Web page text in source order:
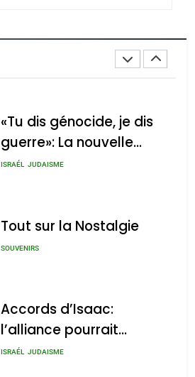
«Tu dis génocide, je dis
guerre»: La nouvelle
chanson de Boy George
ISRAÉL JUDAISME
Tout sur la Nostalgie
SOUVENIRS
Accords d’Isaac:
l’alliance pourrait
s’étendre à 13 pays
ISRAÉL JUDAISME